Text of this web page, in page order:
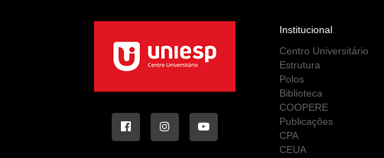
Institucional
Centro Universitário
Estrutura
Polos
Biblioteca
COOPERE
Publicações
CPA
CEUA